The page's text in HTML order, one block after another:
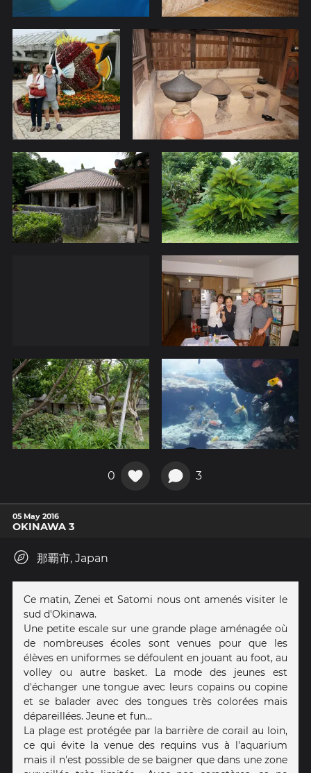
0 3
05 May 2016
OKINAWA 3
那覇市, Japan
Ce matin, Zenei et Satomi nous ont amenés visiter le
sud d'Okinawa.
Une petite escale sur une grande plage aménagée où
de nombreuses écoles sont venues pour que les
élèves en uniformes se défoulent en jouant au foot, au
volley ou autre basket. La mode des jeunes est
d'échanger une tongue avec leurs copains ou copine
et se balader avec des tongues très colorées mais
dépareillées. Jeune et fun...
La plage est protégée par la barrière de corail au loin,
ce qui évite la venue des requins vus à l'aquarium
mais il n'est possible de se baigner que dans une zone